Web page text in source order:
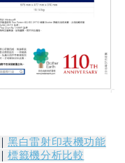
｜黑白雷射印表機功能
｜標籤機分析比較